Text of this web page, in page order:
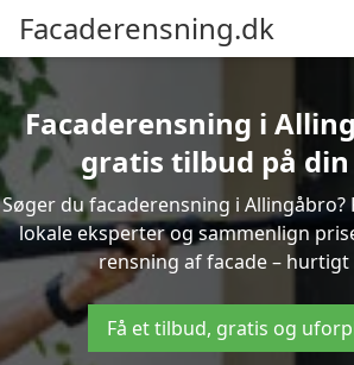
Facaderensning.dk
Facaderensning i
gratis tilbud på
Søger du facaderensning i Allingåbro?
lokale eksperter og sammenlign
rensning af facade – hurtigt
Få et tilbud, gratis og